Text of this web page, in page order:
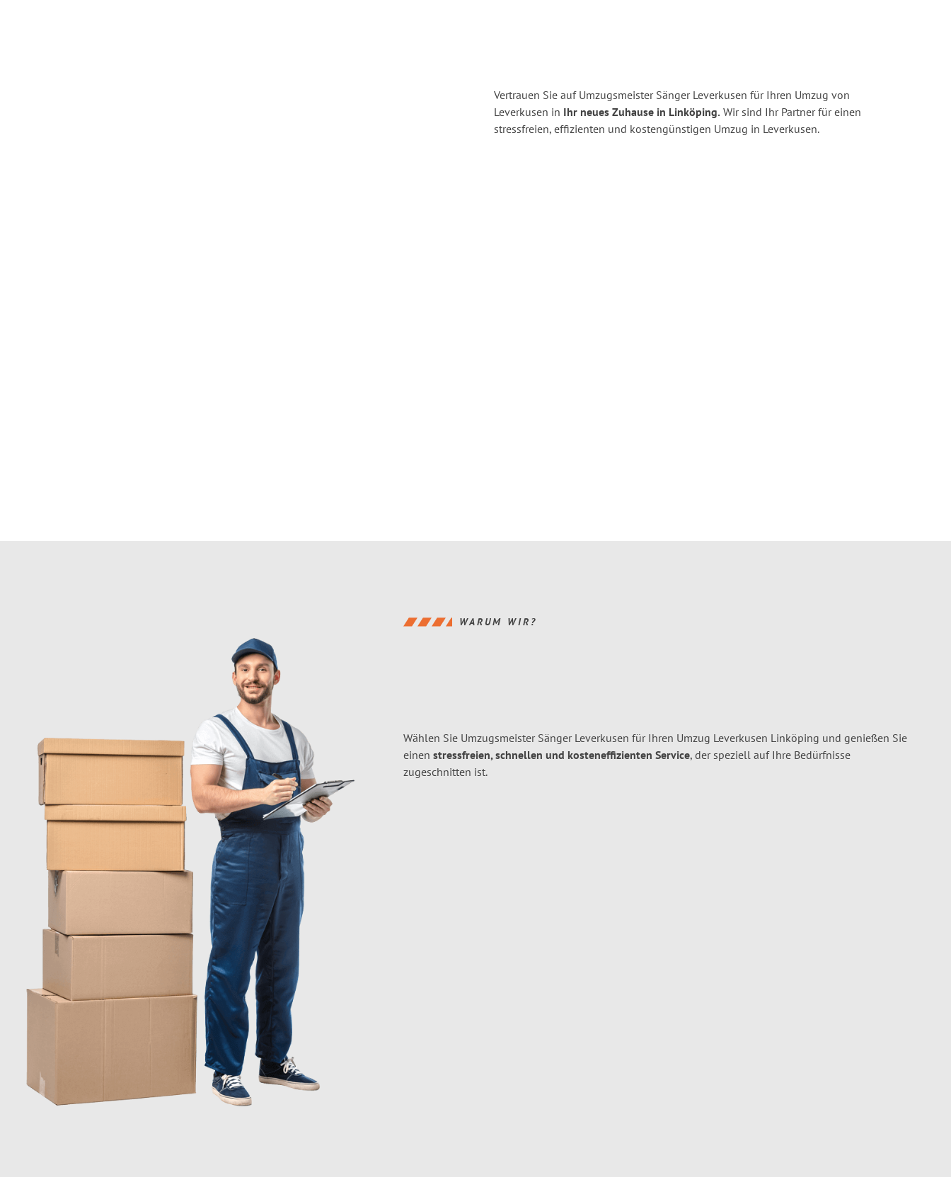
Vertrauen Sie auf Umzugsmeister Sänger Leverkusen für Ihren Umzug von
Leverkusen in Ihr neues Zuhause in Linköping. Wir sind Ihr Partner für einen
stressfreien, effizienten und kostengünstigen Umzug in Leverkusen.
WARUM WIR?
Wählen Sie Umzugsmeister Sänger Leverkusen für Ihren Umzug Leverkusen Linköping und genießen Sie
einen stressfreien, schnellen und kosteneffizienten Service, der speziell auf Ihre Bedürfnisse
zugeschnitten ist.